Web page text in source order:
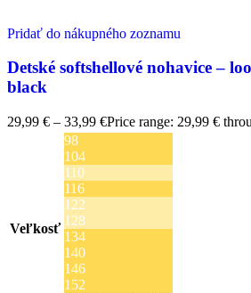
Pridať do nákupného zoznamu
Detské softshellové nohavice –
black
29,99 € – 33,99 €Price range: 29,99 €
Veľkosť
98
104
110
116
122
128
134
140
146
152